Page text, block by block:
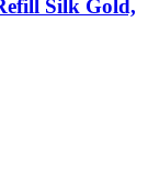
Silk Gold,